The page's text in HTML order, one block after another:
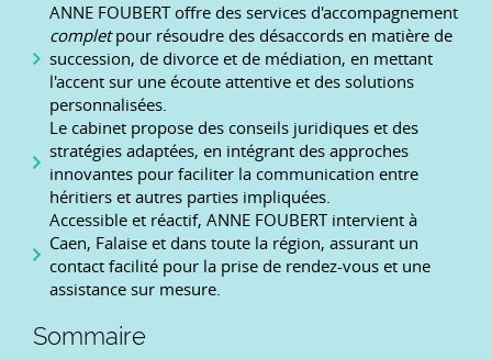
ANNE FOUBERT offre des services d'accompagnement
completpour résoudre des désaccords en matière de
succession, de divorce et de médiation, en mettant
l'accent sur une écoute attentive et des solutions
personnalisées.
Le cabinet propose des conseils juridiques et des
stratégies adaptées, en intégrant des approches
innovantes pour faciliter la communication entre
héritiers et autres parties impliquées.
Accessible et réactif, ANNE FOUBERT intervient à
Caen, Falaise et dans toute la région, assurant un
contact facilité pour la prise de rendez-vous et une
assistance sur mesure.
Sommaire